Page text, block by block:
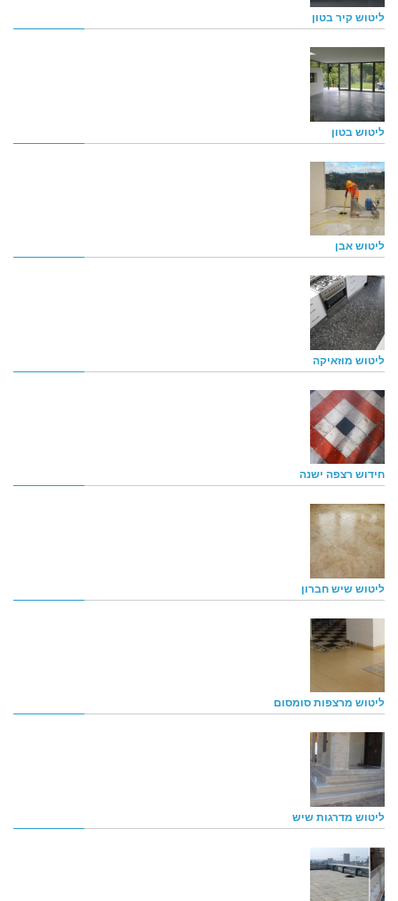
ליטוש קיר בטון
ליטוש בטון
ליטוש אבן
ליטוש מוזאיקה
חידוש רצפה ישנה
ליטוש שיש חברון
ליטוש מרצפות סומסום
ליטוש מדרגות שיש